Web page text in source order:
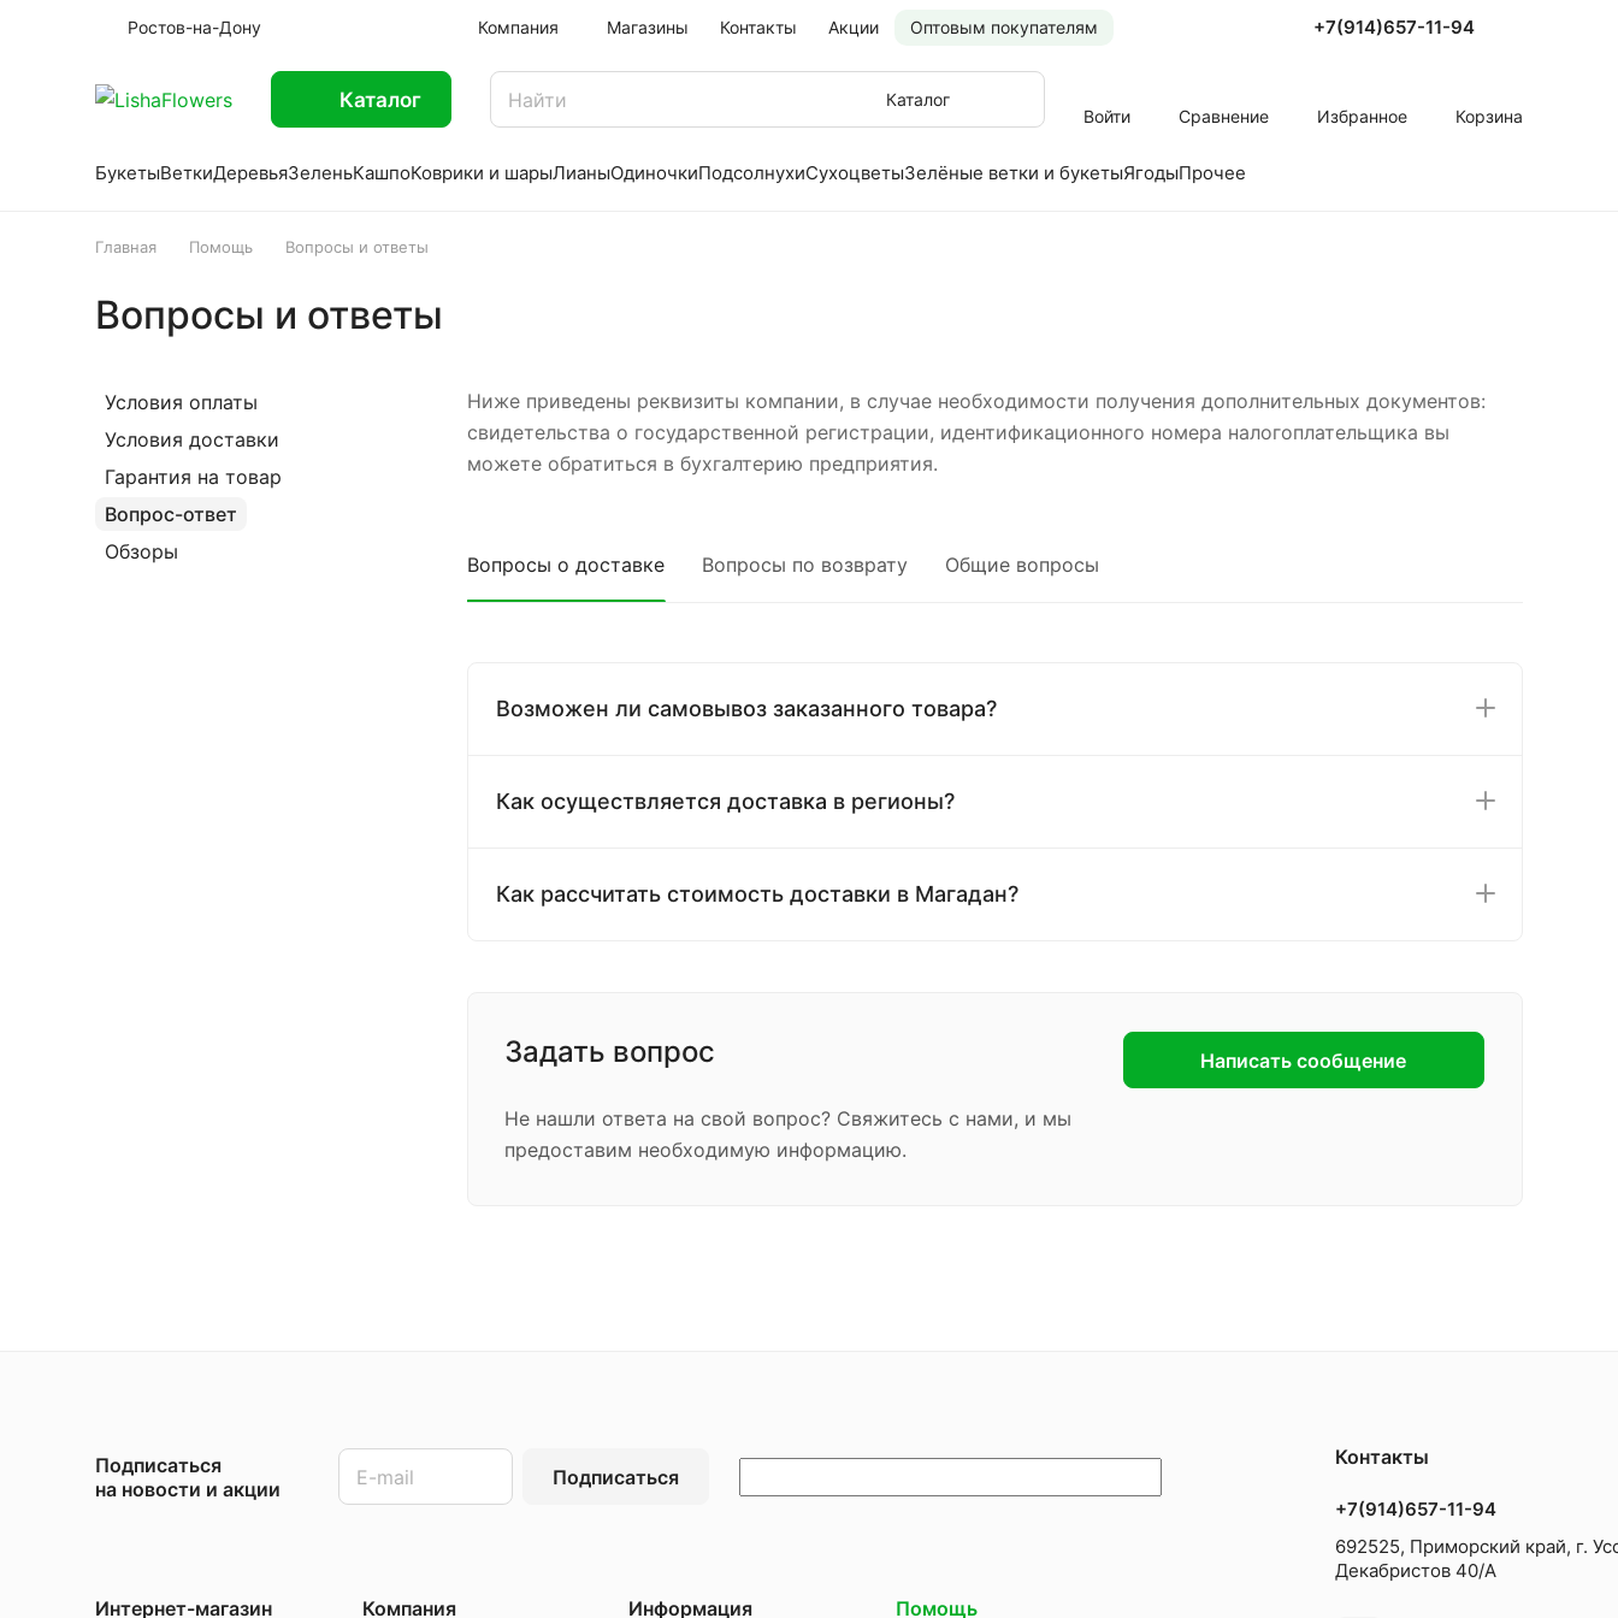
Ростов-на-Дону Компания Магазины Контакты Акции Оптовым покупателям +7(914)657-11-94
Каталог
Каталог
Войти
Сравнение Избранное Корзина
БукетыВеткиДеревьяЗеленьКашпоКоврики и шарыЛианыОдиночкиПодсолнухиСухоцветыЗелёные ветки и букетыЯгодыПрочее
Главная Помощь Вопросы и ответы
Вопросы и ответы
Ниже приведены реквизиты компании, в случае необходимости получения дополнительных документов:
свидетельства о государственной регистрации, идентификационного номера налогоплательщика вы
можете обратиться в бухгалтерию предприятия.
Вопросы о доставке Вопросы по возврату Общие вопросы
Возможен ли самовывоз заказанного товара?
Как осуществляется доставка в регионы?
Как рассчитать стоимость доставки в Магадан?
Задать вопрос
Не нашли ответа на свой вопрос? Свяжитесь с нами, и мы
предоставим необходимую информацию.
Написать сообщение
Условия оплаты
Условия доставки
Гарантия на товар
Вопрос-ответ
Обзоры
Подписаться
на новости и акции
Подписаться
Интернет-магазин Компания Информация Помощь
Контакты
+7(914)657-11-94
692525, Приморский край, г.
Декабристов 40/А